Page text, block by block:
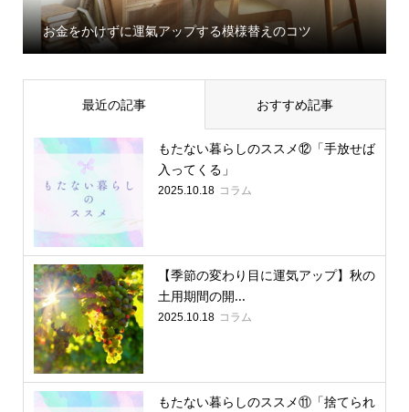
お金をかけずに運氣アップする模様替えのコツ
最近の記事 おすすめ記事
もたない暮らしのススメ⑫「手放せば
入ってくる」
2025.10.18 コラム
【季節の変わり目に運気アップ】秋の
土用期間の開...
2025.10.18 コラム
もたない暮らしのススメ⑪「捨てられ